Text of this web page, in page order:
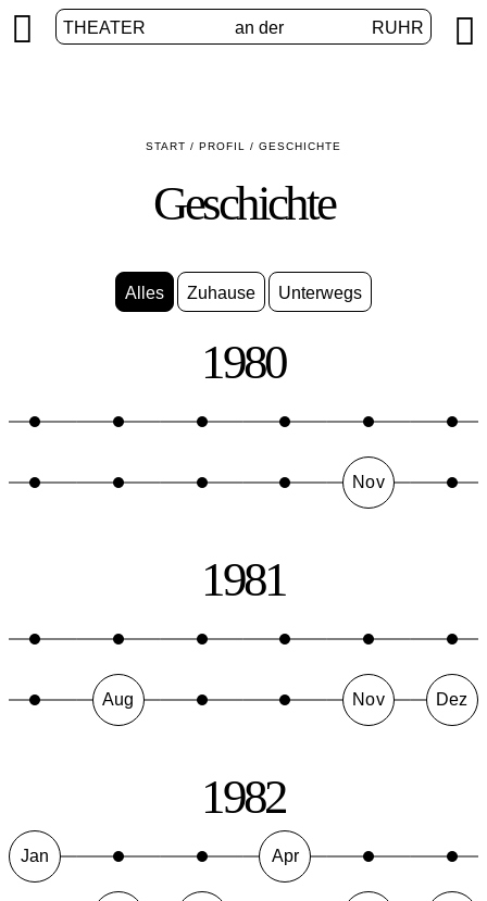
THEATER an der RUHR
 
START / PROFIL / GESCHICHTE
Geschichte
Alles Zuhause Unterwegs
1980
Nov
1981
Aug Nov Dez
1982
Jan Apr